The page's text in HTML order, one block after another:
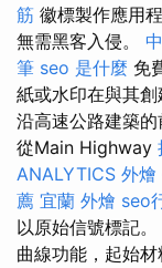
筋 徽標製作應用
無需黑客入侵。
筆 seo 是什麼 免
紙或水印在與其
沿高速公路建築
從Main Highway
ANALYTICS 外燴
薦 宜蘭 外燴 seo
以原始信號標記。
曲線功能，起始